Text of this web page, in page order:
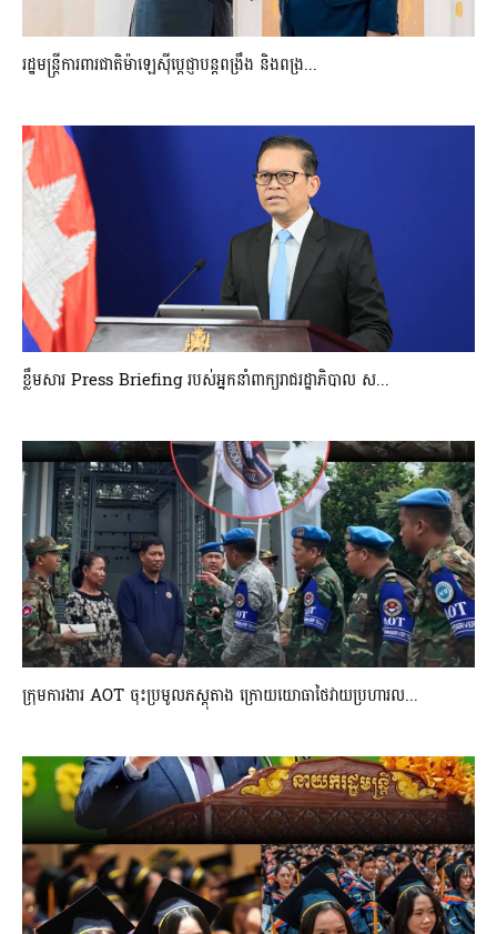
រដ្ឋមន្ត្រីការពារជាតិម៉ាឡេស៊ីប្ដេជ្ញាបន្តពង្រឹង និងពង្រ...
ខ្លឹមសារ Press Briefing របស់អ្នកនាំពាក្យរាជរដ្ឋាភិបាល ស...
ក្រុមការងារ AOT ចុះប្រមូលភស្តុតាង ក្រោយយោធាថៃវាយប្រហារល...